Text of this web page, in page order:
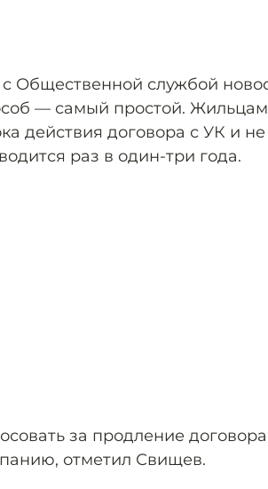
Общественной службой
— самый простой.
действия договора с УК и
раз в один-три года.
за продление
отметил Свищев.